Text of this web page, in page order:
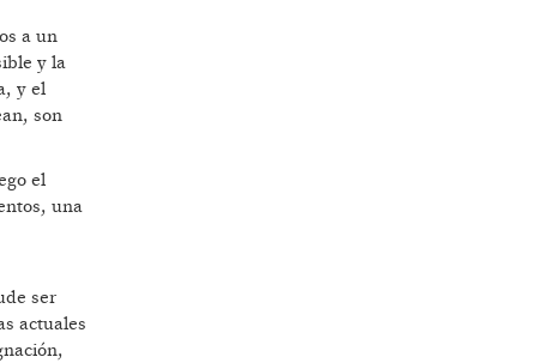
a un
y la
y el
son
el
una
ser
actuales